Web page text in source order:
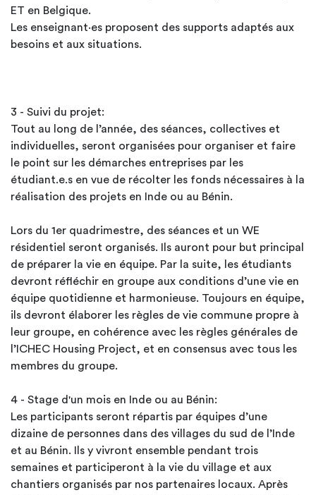
ET en Belgique.
Les enseignant·es proposent des supports adaptés aux
besoins et aux situations.
3 - Suivi du projet:
Tout au long de l’année, des séances, collectives et
individuelles, seront organisées pour organiser et faire
le point sur les démarches entreprises par les
étudiant.e.s en vue de récolter les fonds nécessaires à la
réalisation des projets en Inde ou au Bénin.
Lors du 1er quadrimestre, des séances et un WE
résidentiel seront organisés. Ils auront pour but principal
de préparer la vie en équipe. Par la suite, les étudiants
devront réfléchir en groupe aux conditions d’une vie en
équipe quotidienne et harmonieuse. Toujours en équipe,
ils devront élaborer les règles de vie commune propre à
leur groupe, en cohérence avec les règles générales de
l’ICHEC Housing Project, et en consensus avec tous les
membres du groupe.
4 - Stage d'un mois en Inde ou au Bénin:
Les participants seront répartis par équipes d’une
dizaine de personnes dans des villages du sud de l’Inde
et au Bénin. Ils y vivront ensemble pendant trois
semaines et participeront à la vie du village et aux
chantiers organisés par nos partenaires locaux. Après